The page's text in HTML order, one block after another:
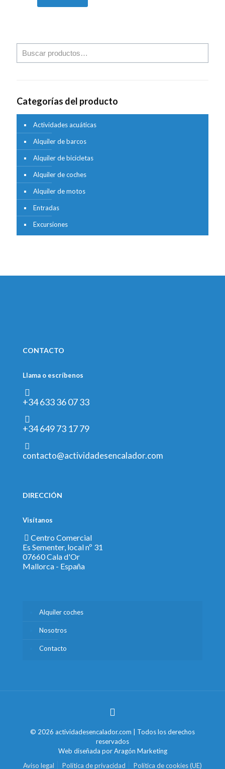
Categorías del producto
Actividades acuáticas
Alquiler de barcos
Alquiler de bicicletas
Alquiler de coches
Alquiler de motos
Entradas
Excursiones
CONTACTO
Llama o escríbenos
+34 633 36 07 33
+34 649 73 17 79
contacto@actividadesencalador.com
DIRECCIÓN
Visítanos
Centro Comercial
Es Sementer, local nº 31
07660 Cala d'Or
Mallorca - España
Alquiler coches
Nosotros
Contacto
© 2026 actividadesencalador.com | Todos los derechos
reservados
Web diseñada porAragón Marketing
Aviso legal
Política de privacidad Política de cookies (UE)